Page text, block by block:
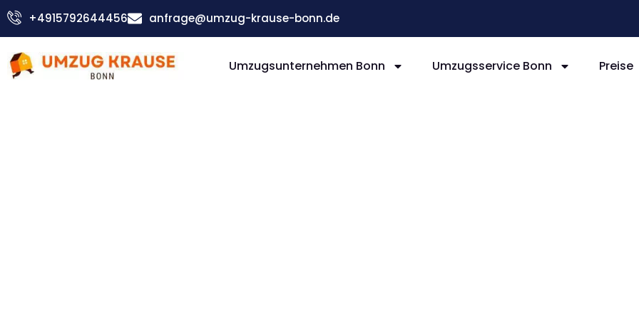
Zum
Inhalt
+4915792644456 anfrage@umzug-krause-bonn.de
Umzugsunternehmen Bonn Umzugsservice Bonn Preise